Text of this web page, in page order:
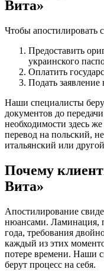
Вита»
Чтобы апостилировать
Предоставить
украинского
Оплатить
Подать
Наши специалисты
документов до
необходимости здесь
перевод на польский,
итальянский или
Почему
Вита»
Апостилирование
нюансами. Ламинация,
года, требования
каждый из этих
потере времени. Наши
берут процесс на себя.